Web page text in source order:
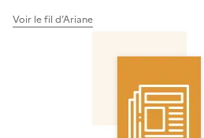
Voir le fil d’Ariane